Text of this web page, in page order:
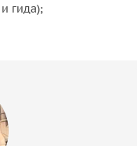
гида);